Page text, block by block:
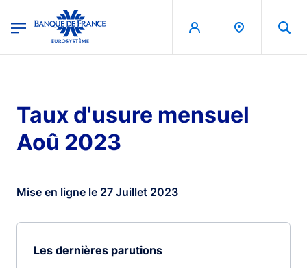
Banque de France - Menu Principal
Taux d'usure mensuel
Aoû 2023
Mise en ligne le 27 Juillet 2023
Les dernières parutions